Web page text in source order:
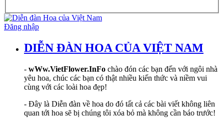
Đăng nhập
DIỄN ĐÀN HOA CỦA VIỆT NAM
- wWw.VietFlower.InFo chào đón các bạn đến với ngôi nhà
yêu hoa, chúc các bạn có thật nhiều kiến thức và niềm vui
cùng với các loài hoa đẹp!
- Đây là Diễn đàn về hoa do đó tất cả các bài viết không liên
quan tới hoa sẽ bị chúng tôi xóa bỏ mà không cần báo trước!